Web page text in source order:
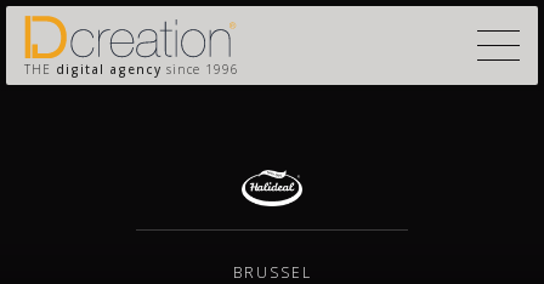
THE digital agency since 1996
BRUSSEL